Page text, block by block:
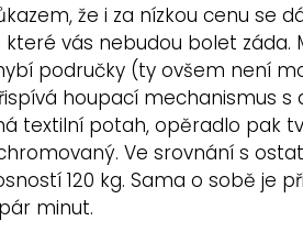
že i za nízkou cenu se
které vás nebudou bolet záda.
područky (ty ovšem není
houpací mechanismus s
textilní potah, opěradlo pak
Ve srovnání s
120 kg. Sama o sobě je
minut.